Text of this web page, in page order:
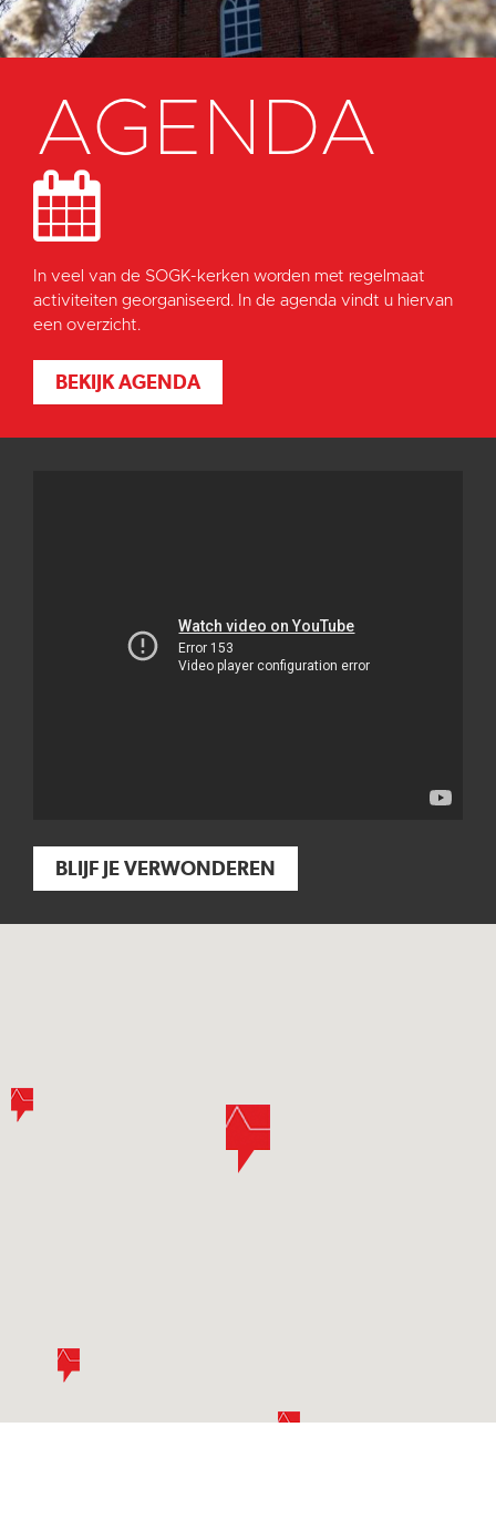
AGENDA
In veel van de SOGK-kerken worden met regelmaat
activiteiten georganiseerd. In de agenda vindt u hiervan
een overzicht.
BEKIJK AGENDA
BLIJF JE VERWONDEREN